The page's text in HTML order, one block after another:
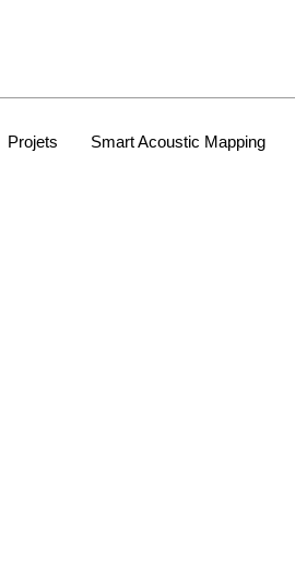
Projets Smart Acoustic Mapping